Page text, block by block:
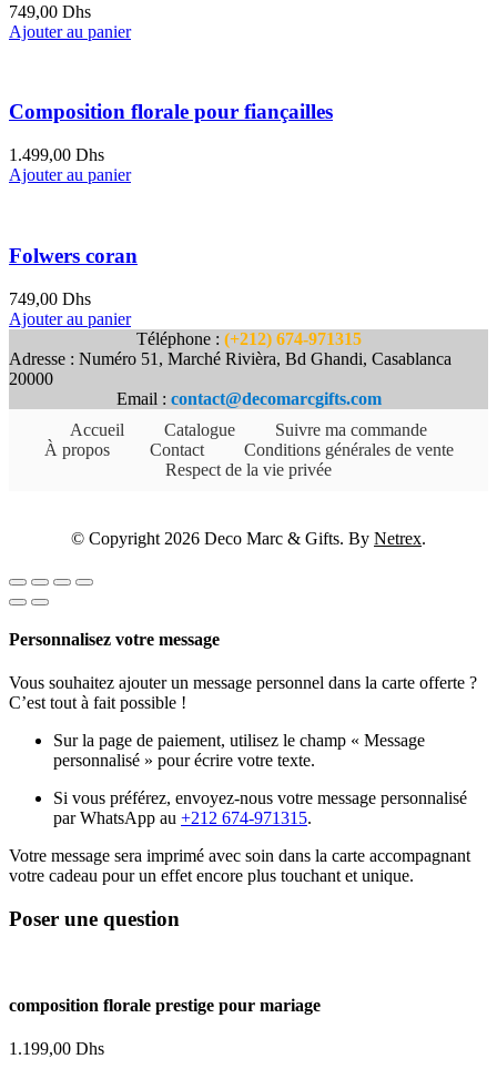
749,00 Dhs
Ajouter au panier
Composition florale pour fiançailles
1.499,00 Dhs
Ajouter au panier
Folwers coran
749,00 Dhs
Ajouter au panier
Téléphone : (+212) 674-971315
Adresse : Numéro 51, Marché Rivièra, Bd Ghandi, Casablanca
20000
Email : contact@decomarcgifts.com
Accueil
Catalogue
Suivre ma commande
À propos
Contact
Conditions générales de vente
Respect de la vie privée
© Copyright 2026 Deco Marc & Gifts. By Netrex.
Personnalisez votre message
Vous souhaitez ajouter un message personnel dans la carte offerte ?
C’est tout à fait possible !
Sur la page de paiement, utilisez le champ « Message
personnalisé » pour écrire votre texte.
Si vous préférez, envoyez-nous votre message personnalisé
par WhatsApp au +212 674-971315.
Votre message sera imprimé avec soin dans la carte accompagnant
votre cadeau pour un effet encore plus touchant et unique.
Poser une question
composition florale prestige pour mariage
1.199,00 Dhs